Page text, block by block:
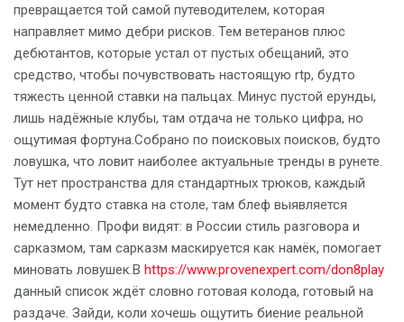
превращается той самой путеводителем, которая
направляет мимо дебри рисков. Тем ветеранов плюс
дебютантов, которые устал от пустых обещаний, это
средство, чтобы почувствовать настоящую rtp, будто
тяжесть ценной ставки на пальцах. Минус пустой ерунды,
лишь надёжные клубы, там отдача не только цифра, но
ощутимая фортуна.Собрано по поисковых поисков, будто
ловушка, что ловит наиболее актуальные тренды в рунете.
Тут нет пространства для стандартных трюков, каждый
момент будто ставка на столе, там блеф выявляется
немедленно. Профи видят: в России стиль разговора и
сарказмом, там сарказм маскируется как намёк, помогает
миновать ловушек.В https://www.provenexpert.com/don8play
данный список ждёт словно готовая колода, готовый на
раздаче. Зайди, коли хочешь ощутить биение реальной